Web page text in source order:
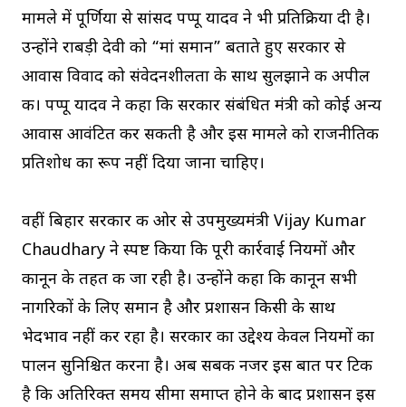
मामले में पूर्णिया से सांसद पप्पू यादव ने भी प्रतिक्रिया दी है।
उन्होंने राबड़ी देवी को “मां समान” बताते हुए सरकार से
आवास विवाद को संवेदनशीलता के साथ सुलझाने की अपील
की। पप्पू यादव ने कहा कि सरकार संबंधित मंत्री को कोई अन्य
आवास आवंटित कर सकती है और इस मामले को राजनीतिक
प्रतिशोध का रूप नहीं दिया जाना चाहिए।
वहीं बिहार सरकार की ओर से उपमुख्यमंत्री Vijay Kumar
Chaudhary ने स्पष्ट किया कि पूरी कार्रवाई नियमों और
कानून के तहत की जा रही है। उन्होंने कहा कि कानून सभी
नागरिकों के लिए समान है और प्रशासन किसी के साथ
भेदभाव नहीं कर रहा है। सरकार का उद्देश्य केवल नियमों का
पालन सुनिश्चित करना है। अब सबकी नजर इस बात पर टिकी
है कि अतिरिक्त समय सीमा समाप्त होने के बाद प्रशासन इस